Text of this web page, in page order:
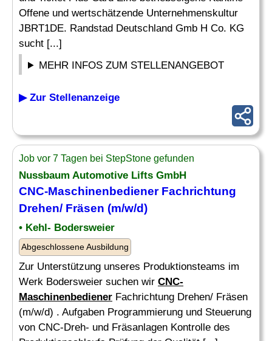
Offene und wertschätzende Unternehmenskultur
JBRT1DE. Randstad Deutschland Gmb H Co. KG
sucht [...]
MEHR INFOS ZUM STELLENANGEBOT
▶ Zur Stellenanzeige
Job vor 7 Tagen bei StepStone gefunden
Nussbaum Automotive Lifts GmbH
CNC-MaschinenbedienerFachrichtung
Drehen/ Fräsen (m/w/d)
• Kehl- Bodersweier
Abgeschlossene Ausbildung
Zur Unterstützung unseres Produktionsteams im
Werk Bodersweier suchen wir CNC-
Maschinenbediener Fachrichtung Drehen/ Fräsen
(m/w/d) . Aufgaben Programmierung und Steuerung
von CNC-Dreh- und Fräsanlagen Kontrolle des